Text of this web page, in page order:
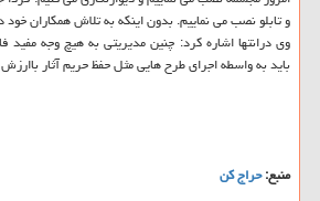
و تابلو نصب می نماییم. بدون اینكه به تلاش همكاران
وی درانتها اشاره كرد: چنین مدیریتی به هیچ وجه
باید به واسطه اجرای طرح هایی مثل حفظ حریم آثار
منبع:حراج كن